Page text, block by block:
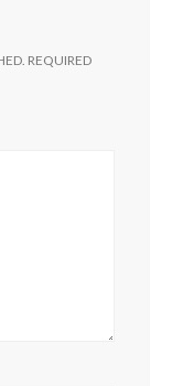
REQUIRED